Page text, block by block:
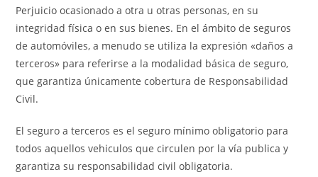
Perjuicio ocasionado a otra u otras personas, en su
integridad física o en sus bienes. En el ámbito de seguros
de automóviles, a menudo se utiliza la expresión «daños a
terceros» para referirse a la modalidad básica de seguro,
que garantiza únicamente cobertura de Responsabilidad
Civil.
El seguro a terceros es el seguro mínimo obligatorio para
todos aquellos vehiculos que circulen por la vía publica y
garantiza su responsabilidad civil obligatoria.